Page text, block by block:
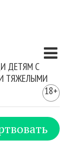
ДЕТЯМ С
ТЯЖЕЛЫМИ
18+